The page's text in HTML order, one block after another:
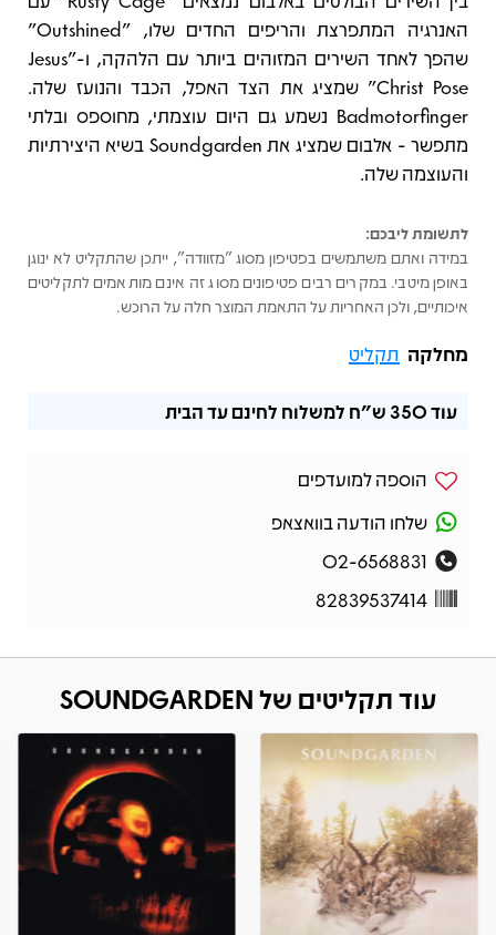
האנרגיה המתפרצת והריפים החדים שלו, "Outshined"
שהפך לאחד השירים המזוהים ביותר עם הלהקה, ו-"Jesus
Christ Pose" שמציג את הצד האפל, הכבד והנועז שלה.
Badmotorfinger נשמע גם היום עוצמתי, מחוספס ובלתי
מתפשר - אלבום שמציג את Soundgarden בשיא היצירתיות
והעוצמה שלה.
לתשומת ליבכם:
במידה ואתם משתמשים בפטיפון מסוג "מזוודה", ייתכן שהתקליט לא ינוגן
באופן מיטבי. במקרים רבים פטיפונים מסוג זה אינם מותאמים לתקליטים
איכותיים, ולכן האחריות על התאמת המוצר חלה על הרוכש.
מחלקה תקליט
עוד350 ש"ח למשלוח לחינם עד הבית
הוספה למועדפים
שלחו הודעה בוואצאפ
02-6568831
82839537414
עוד תקליטים של SOUNDGARDEN